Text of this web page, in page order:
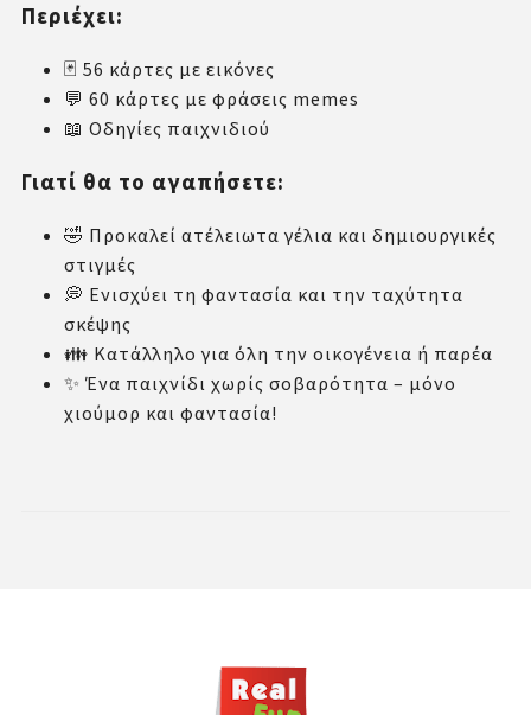
Περιέχει:
🃏 56 κάρτες με εικόνες
💬 60 κάρτες με φράσεις memes
📖 Οδηγίες παιχνιδιού
Γιατί θα το αγαπήσετε:
🤣 Προκαλεί ατέλειωτα γέλια και δημιουργικές
στιγμές
💭 Ενισχύει τη φαντασία και την ταχύτητα
σκέψης
👪 Κατάλληλο για όλη την οικογένεια ή παρέα
✨ Ένα παιχνίδι χωρίς σοβαρότητα – μόνο
χιούμορ και φαντασία!